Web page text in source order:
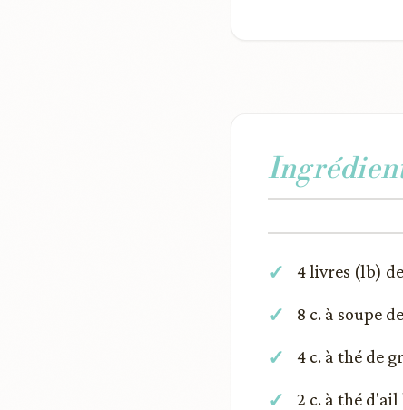
4 livres (lb)
8 c. à soupe
4 c. à thé de
2 c. à thé d'ail